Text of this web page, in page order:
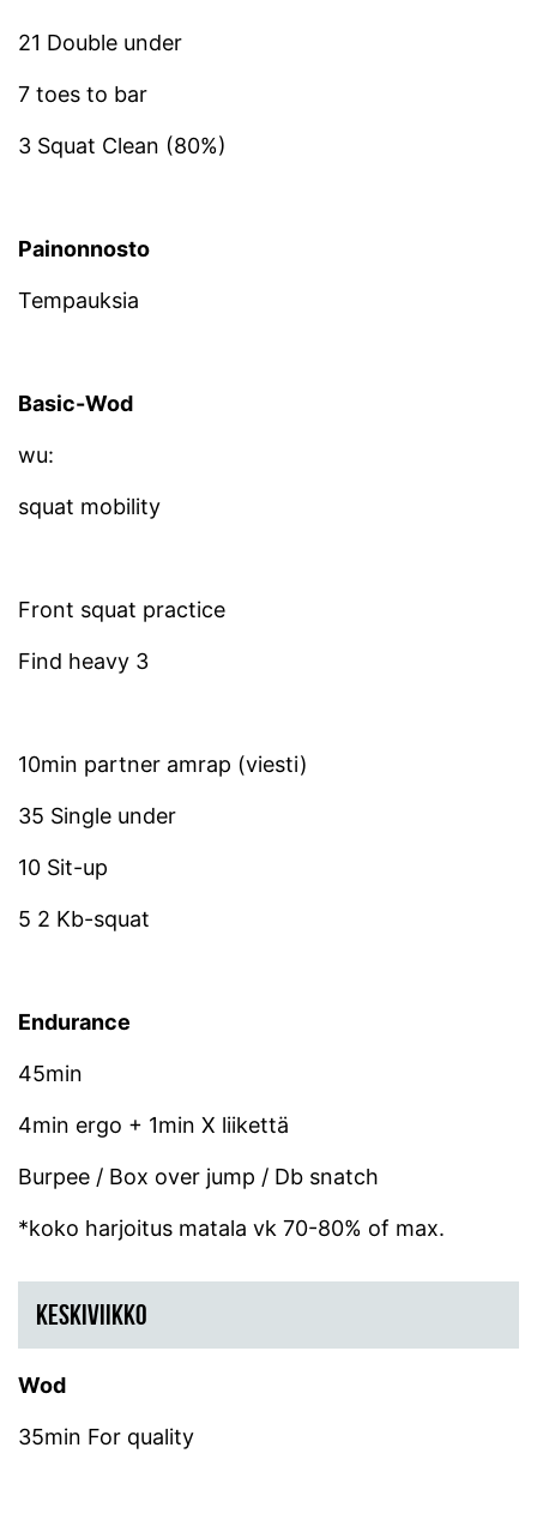
21 Double under
7 toes to bar
3 Squat Clean (80%)
Painonnosto
Tempauksia
Basic-Wod
wu:
squat mobility
Front squat practice
Find heavy 3
10min partner amrap (viesti)
35 Single under
10 Sit-up
5 2 Kb-squat
Endurance
45min
4min ergo + 1min X liikettä
Burpee / Box over jump / Db snatch
*koko harjoitus matala vk 70-80% of max.
KESKIVIIKKO
Wod
35min For quality